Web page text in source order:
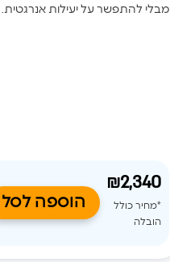
מבלי להתפשר על יעילות אנרגטית.
₪2,340
*מחיר כולל
הובלה
הוספה לסל